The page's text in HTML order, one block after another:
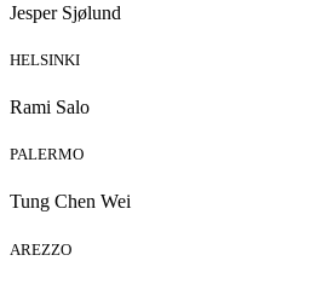
Jesper Sjølund
HELSINKI
Rami Salo
PALERMO
Tung Chen Wei
AREZZO